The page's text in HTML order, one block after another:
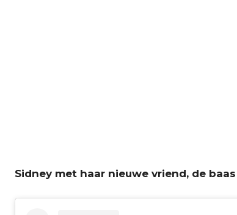
Sidney met haar nieuwe vriend, de